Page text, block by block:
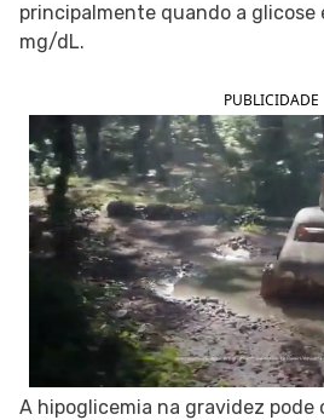
principalmente quando a glicose
mg/dL.
PUBLICIDADE
A hipoglicemia na gravidez pode